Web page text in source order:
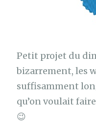
Petit projet du
bizarrement, les
suffisamment
qu’on voulait
😉